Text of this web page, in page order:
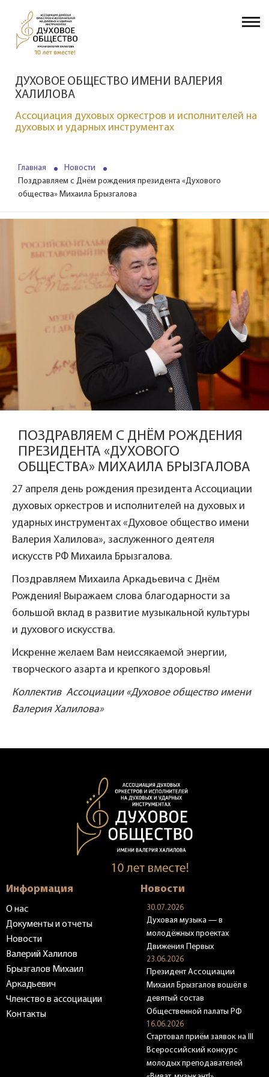
ДУХОВОЕ ОБЩЕСТВО ИМЕНИ ВАЛЕРИЯ
ХАЛИЛОВА
Ассоциация духовых оркестров и исполнителей на
духовых и ударных инструментах
Главная
Новости
Поздравляем с Днём рождения президента «Духового
общества» Михаила Брызгалова
ПОЗДРАВЛЯЕМ С ДНЁМ РОЖДЕНИЯ
ПРЕЗИДЕНТА «ДУХОВОГО
ОБЩЕСТВА» МИХАИЛА БРЫЗГАЛОВА
27 апреля день рождения президента Ассоциации
духовых оркестров и исполнителей на духовых и
ударных инструментах «Духовое общество имени
Валерия Халилова», заслуженного деятеля
искусств РФ Михаила Брызгалова.
Поздравляем Михаила Аркадьевича с Днём
Рождения! Выражаем слова благодарности за
большой вклад в развитие музыкальной культуры
и духового искусства.
Искренне желаем Вам неиссякаемой энергии,
творческого азарта и крепкого здоровья!
Коллектив Ассоциации «Духовое общество имени
Валерия Халилова»
Информация
О нас
Документы и отчеты
Новости
Валерий Халилов
Брызгалов Михаил
Аркадьевич
Членство в ассоциации
Контакты
Новости
30.07.2026
Духовая музыка — в
молодёжных проектах
Движения Первых
23.06.2026
Президент Ассоциации
Михаил Брызгалов вошёл в
девятый состав
Общественной палаты РФ
16.06.2026
Стартовал приём заявок на III
Всероссийский конкурс
молодых преподавателей